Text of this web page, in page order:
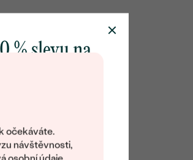
očekáváte.
návštěvnosti,
% slevu na
šperků Eppi.
vám obratem
kód na váš první